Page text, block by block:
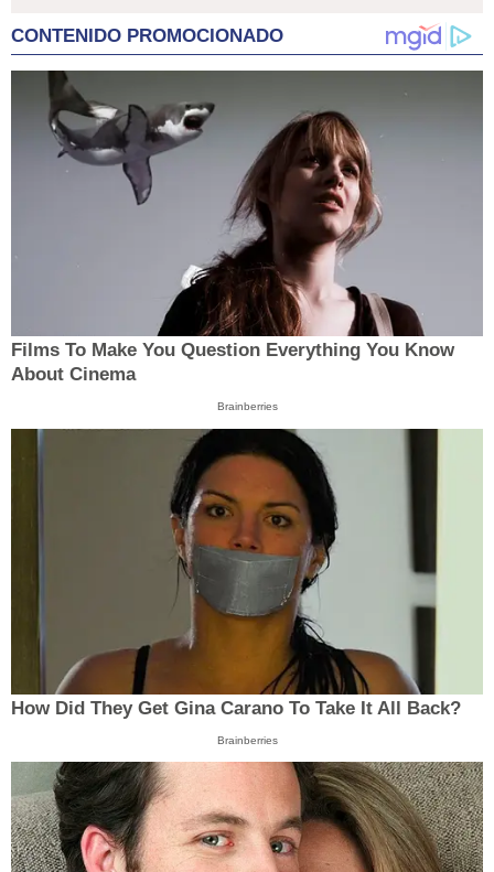
CONTENIDO PROMOCIONADO
Films To Make You Question Everything You Know
About Cinema
Brainberries
How Did They Get Gina Carano To Take It All Back?
Brainberries